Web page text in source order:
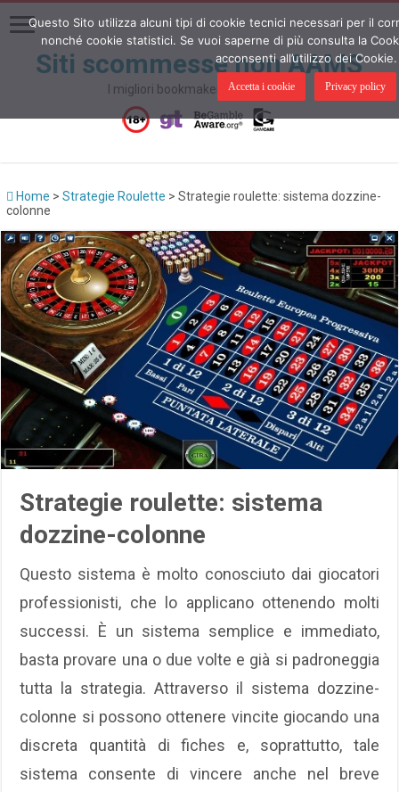
Siti scommesse non AAMS
I migliori bookmakers non AAMS
Home > Strategie Roulette > Strategie roulette: sistema dozzine-
colonne
Strategie roulette: sistema
dozzine-colonne
Questo sistema è molto conosciuto dai giocatori
professionisti, che lo applicano ottenendo molti
successi. È un sistema semplice e immediato,
basta provare una o due volte e già si padroneggia
tutta la strategia. Attraverso il sistema dozzine-
colonne si possono ottenere vincite giocando una
discreta quantità di fiches e, soprattutto, tale
sistema consente di vincere anche nel breve
Questo Sito utilizza alcuni tipi di cookie tecnici necessari per il
nonché cookie statistici. Se vuoi saperne di più consulta la
acconsenti all’utilizzo dei Cookie.
Accetta i cookie Privacy policy